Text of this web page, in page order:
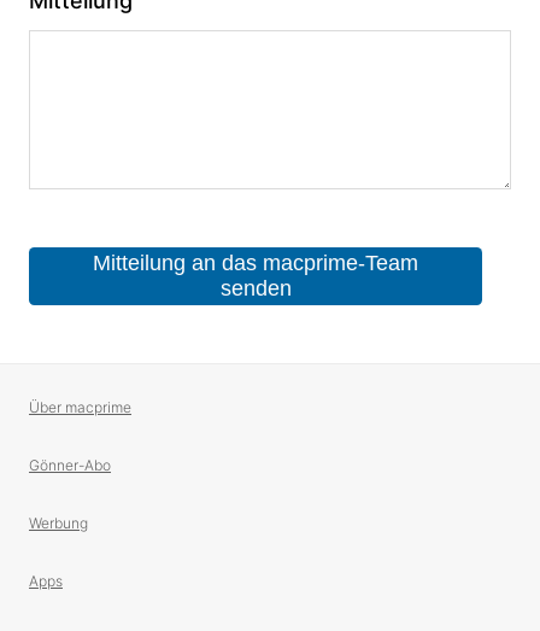
Mitteilung an das macprime-Team
senden
Über macprime
Gönner-Abo
Werbung
Apps